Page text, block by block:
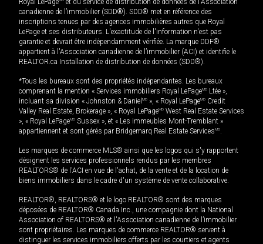
Royal LePage
et du service de distribution de données de l'Association
canadienne de l’immobilier (SDD®). SDD® met en référence des
inscriptions tenues par des agences immobilières autres que Royal
LePage et ses distributeurs. L'exactitude de l'information n'est pas
garantie et devrait être indépendamment vérifiée. La marque DDF®
appartient à l'Association canadienne de l’immobilier (ACI) et identifie le
REALTOR.ca Installation de distribution de données (SDD®).
*Tous les bureaux sont des propriétés indépendantes. Les bureaux
comprenant la mention « Services immobiliers Royal LePageMD Ltée »,
incluant sa division « Johnston & Daniel MD », « Royal LePageMD Credit
Valley Real Estate, Brokerage », « Royal LePageMD West Real Estate Services
», « Royal LePageMD Sussex », et « Les immeubles Mont-Tremblant »
appartiennent et sont gérés par Bridgemarq Real Estate ServicesMD.
Les marques de commerce MLS® ainsi que les logos qui s'y rapportent
désignent les services professionnels rendus par les membres
REALTORS® de l'ACI en vue de l'achat, de la vente et de la location de
biens immobiliers dans le cadre d'un système de vente collaborative.
REALTOR®, REALTORS® et le logo REALTOR® sont des marques
déposées de REALTOR® Canada Inc., une compagnie dont la National
Association of REALTORS® et l'Association canadienne de l’immobilier
sont propriétaires. Les marques de commerce REALTOR® servent à
distinguer les services immobiliers offerts par les courtiers et agents